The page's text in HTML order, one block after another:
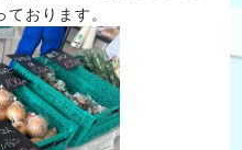
ております。